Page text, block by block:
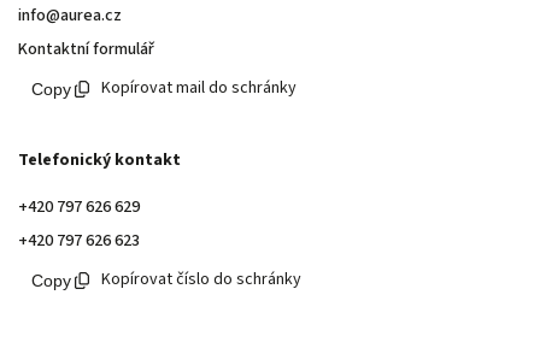
info@aurea.cz
Kontaktní formulář
Kopírovat mail do schránky
Telefonický kontakt
+420 797 626 629
+420 797 626 623
Kopírovat číslo do schránky